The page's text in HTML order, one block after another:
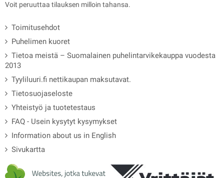
Voit peruuttaa tilauksen milloin tahansa.
Toimitusehdot
Puhelimen kuoret
Tietoa meistä – Suomalainen puhelintarvikekauppa vuodesta
2013
Tyyliluuri.fi nettikaupan maksutavat.
Tietosuojaseloste
Yhteistyö ja tuotetestaus
FAQ - Usein kysytyt kysymykset
Information about us in English
Sivukartta